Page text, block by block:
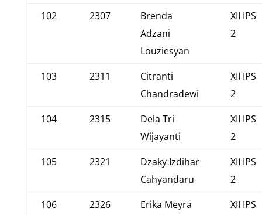
102
2307
Brenda
Adzani
Louziesyan
XII IPS
2
103 2311
Citranti
Chandradewi
XII IPS
2
104
2315
Dela Tri
Wijayanti
XII IPS
2
105
2321
Dzaky Izdihar
Cahyandaru
XII IPS
2
106
2326
Erika Meyra
XII IPS